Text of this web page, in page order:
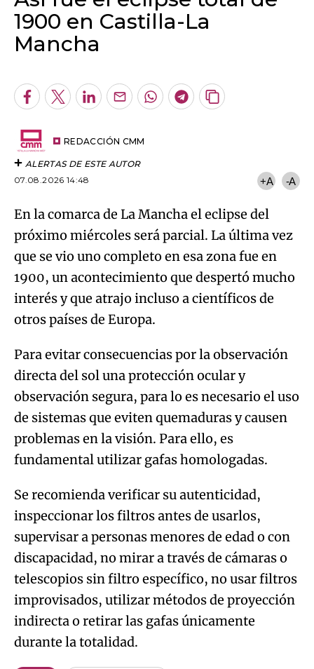
1900 en Castilla-La
Mancha
Facebook
TwitterLinkedInEnviarWhatsapp
Telegram
Copiar
REDACCIÓN CMM
ALERTAS DE ESTE AUTOR
07.08.2026 14:48
+A -A
En la comarca de La Mancha el eclipse del
próximo miércoles será parcial. La última vez
que se vio uno completo en esa zona fue en
1900, un acontecimiento que despertó mucho
interés y que atrajo incluso a científicos de
otros países de Europa.
Para evitar consecuencias por la observación
directa del sol una protección ocular y
observación segura, para lo es necesario el uso
de sistemas que eviten quemaduras y causen
problemas en la visión. Para ello, es
fundamental utilizar gafas homologadas.
Se recomienda verificar su autenticidad,
inspeccionar los filtros antes de usarlos,
supervisar a personas menores de edad o con
discapacidad, no mirar a través de cámaras o
telescopios sin filtro específico, no usar filtros
improvisados, utilizar métodos de proyección
indirecta o retirar las gafas únicamente
durante la totalidad.